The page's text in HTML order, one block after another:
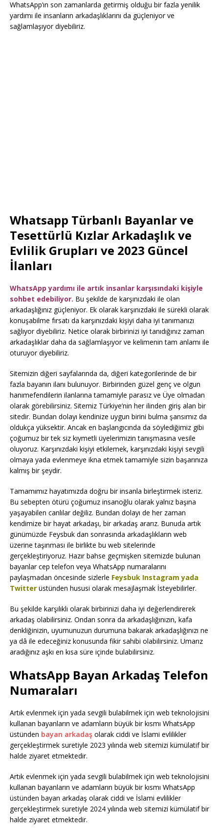
WhatsApp’ın son zamanlarda getirmiş olduğu bir fazla yenilik
yardımı ile insanların arkadaşlıklarını da güçleniyor ve
sağlamlaşıyor diyebiliriz.
Whatsapp Türbanlı Bayanlar ve
Tesettürlü Kızlar Arkadaşlık ve
Evlilik Grupları ve 2023 Güncel
İlanları
WhatsApp yardımı ile artık insanlar karşısındaki kişiyle
sohbet edebiliyor. Bu şekilde de karşınızdaki ile olan
arkadaşlığınız güçleniyor. Ek olarak karşınızdaki ile sürekli olarak
konuşabilme fırsatı da karşınızdaki kişiyi daha iyi tanımanızı
sağlıyor diyebiliriz. Netice olarak birbirinizi iyi tanıdığınız zaman
arkadaşlıklar daha da sağlamlaşıyor ve kelimenin tam anlamı ile
oturuyor diyebiliriz.
Sitemizin diğeri sayfalarında da, diğeri kategorilerinde de bir
fazla bayanın ilanı bulunuyor. Birbirinden güzel genç ve olgun
hanımefendilerin ilanlarına tamamiyle parasız ve Üye olmadan
olarak görebilirsiniz. Sitemiz Türkiye’nin her ilinden giriş alan bir
sitedir. Bundan dolayı kendinize uygun birini bulma şansımız da
oldukça yüksektir. Ancak en başlangıcında da söylediğimiz gibi
çoğumuz bir tek siz kıymetli üyelerimizin tanışmasına vesile
oluyoruz. Karşınızdaki kişiyi etkilemek, karşınızdaki kişiyi sevgili
olmaya yada evlenmeye ikna etmek tamamiyle sizin başarınıza
kalmış bir şeydir.
Tamamımız hayatımızda doğru bir insanla birleştirmek isteriz.
Bu sebepten ötürü çoğumuz insanoğlu olarak yalnız başına
yaşayabilen canlılar değiliz. Bundan dolayı de her zaman
kendimize bir hayat arkadaşı, bir arkadaş ararız. Bunuda artık
günümüzde Feysbuk dan sonrasında arkadaşlıkların web
üzerine taşınması ile birlikte bu web sitelerinde
gerçekleştiriyoruz. Hazır bahse geçmişken sitemizde bulunan
bayanlar cep telefon veya WhatsApp numaralarını
paylaşmadan öncesinde sizlerle Feysbuk Instagram yada
Twitter üstünden hususi olarak mesajlaşmak İsteyebilirler.
Bu şekilde karşılıklı olarak birbirinizi daha iyi değerlendirerek
arkadaş olabilirsiniz. Ondan sonra da arkadaşlığınızın, kafa
denkliğinizin, uyumunuzun durumuna bakarak arkadaşlığınızı ne
ya dâ ile edeceğiniz konusunda fikir sahibi olabilirsiniz. Umarız
aradığınız aşkı en kısa süre içinde bulabilirsiniz.
WhatsApp Bayan Arkadaş Telefon
Numaraları
Artık evlenmek için yada sevgili bulabilmek için web teknolojisini
kullanan bayanların ve adamların büyük bir kısmı WhatsApp
üstünden bayan arkadaş olarak ciddi ve İslami evlilikler
gerçekleştirmek suretiyle 2023 yılında web sitemizi kümülatif bir
halde ziyaret etmektedir.
Artık evlenmek için yada sevgili bulabilmek için web teknolojisini
kullanan bayanların ve adamların büyük bir kısmı WhatsApp
üstünden bayan arkadaş olarak ciddi ve İslami evlilikler
gerçekleştirmek suretiyle 2024 yılında web sitemizi kümülatif bir
halde ziyaret etmektedir.